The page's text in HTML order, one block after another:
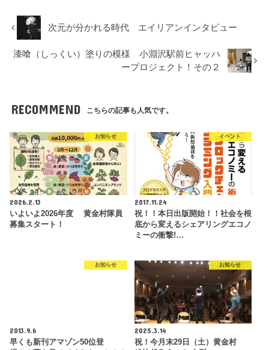
次元が分かれる時代 エイリアンインタビュー
漆喰（しっくい）塗りの模様 小淵沢駅前ヒャッハ
ープロジェクト！その２
RECOMMEND こちらの記事も人気です。
お知らせ
2026.2.13
いよいよ2026年度 黄金村隊員
募集スタート！
イベント
2017.11.24
祝！！本日出版開始！！社会を根
底から変えるシェアリングエコノ
ミーの衝撃!…
お知らせ
2013.9.6
早くも新刊アマゾン50位登
お知らせ
2025.3.14
祝！今月末29日（土）黄金村